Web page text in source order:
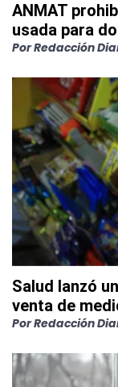
ANMAT
usada para
PorRedacción
Salud lanzó
venta de
PorRedacción